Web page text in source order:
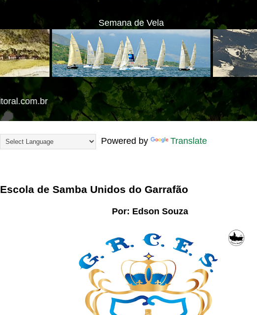
Semana de Vela
Powered by Translate
Escola de Samba Unidos do Garrafão
Por: Edson Souza